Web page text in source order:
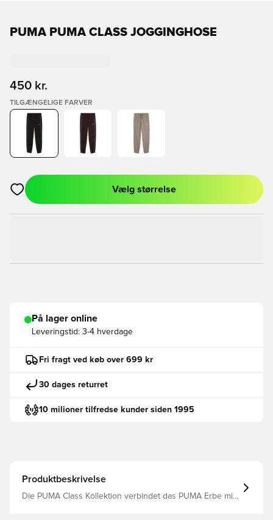
PUMA PUMA CLASS JOGGINGHOSE
450 kr.
TILGÆNGELIGE FARVER
Åbner en Modal til at logge ind eller tilmelde dig som medlem
Vælg størrelse
På lager online
Leveringstid: 3-4 hverdage
Fri fragt ved køb over 699 kr
30 dages returret
10 milioner tilfredse kunder siden 1995
Produktbeskrivelse
Die PUMA Class Kollektion verbindet das PUMA Erbe mit